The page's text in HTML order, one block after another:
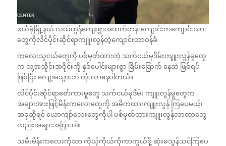
ဖယ်ခုံမြို့နယ် လယ်ထွန်ကျေးရွာအထက်တန်းကျောင်းကကျောင်းသား
တွေကိုလိင်ပိုင်းဆိုင်ရာကျူးလွန်တဲ့ကျောင်းတာဝန်ခံ
ကလေးသူငယ်တွေကို ပစ်မှတ်ထားတဲ့ သက်ငယ်မုဒိမ်းကျူးလွန်မှုတွေ
က လူ့အသိုင်းအဝိုင်းကို နှစ်ပေါင်းများစွာ ခြိမ်းခြောက် နေဆဲ ဖြစ်ရပ်
ဖြစ်ပြီး လျော့မသွားဘဲ တိုးလာနေပါတယ်။
လိင်ပိုင်းဆိုင်ရာစော်ကားမှုတွေ သက်ငယ်မုဒိမ်း ကျူးလွန်မှုတွေက
အများအားဖြင့်မိန်းကလေးတွေကို အဓိကထားကျူးလွန် ကြပေမယ့်၊
အခုဆိုရင် ယောကျာ်လေးတွေကိုပါ ပစ်မှတ်ထားကျူးလွန်လာတာတွေ
လည်းအများအပြားပါ။
သမီးမိန်းကလေးကိုသာ ကိုယ့်ကိုယ်ကိုကာကွယ်ဖို့ ဆုံးမသွန်သင်ကြပေ